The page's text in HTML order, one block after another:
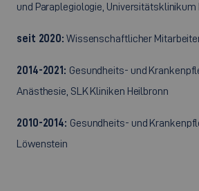
und Paraplegiologie, Universitätsklinikum
seit 2020: Wissenschaftlicher
2014-2021: Gesundheits- und
Anästhesie, SLK Kliniken Heilbronn
2010-2014: Gesundheits- und
Löwenstein